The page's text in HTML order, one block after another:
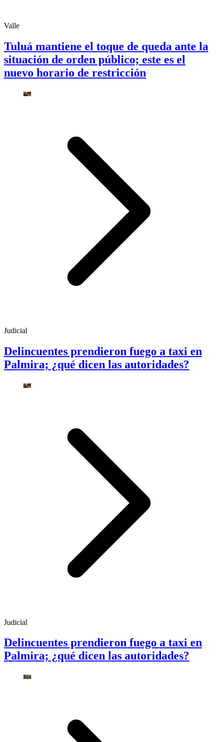
Valle
Tuluá mantiene el toque de queda ante la
situación de orden público; este es el
nuevo horario de restricción
Judicial
Delincuentes prendieron fuego a taxi en
Palmira; ¿qué dicen las autoridades?
Judicial
Delincuentes prendieron fuego a taxi en
Palmira; ¿qué dicen las autoridades?